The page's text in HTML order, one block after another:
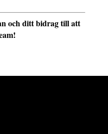
och ditt bidrag till att